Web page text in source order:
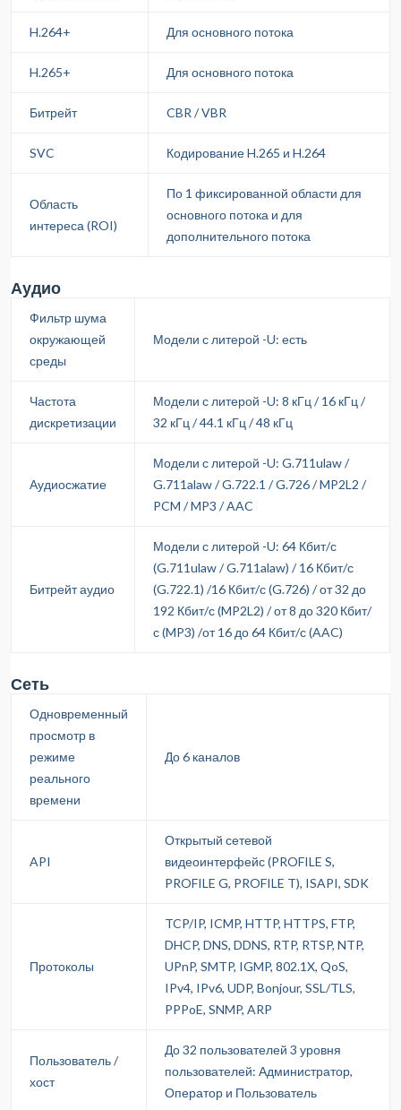
H.264+ Для основного потока
H.265+ Для основного потока
Битрейт CBR / VBR
SVC Кодирование H.265 и H.264
Область
интереса (ROI)
По 1 фиксированной области для
основного потока и для
дополнительного потока
Аудио
Фильтр шума
окружающей
среды
Модели с литерой -U: есть
Частота
дискретизации
Модели с литерой -U: 8 кГц / 16 кГц /
32 кГц / 44.1 кГц / 48 кГц
Аудиосжатие
Модели с литерой -U: G.711ulaw /
G.711alaw / G.722.1 / G.726 / MP2L2 /
PCM / MP3 / AAC
Битрейт аудио
Модели с литерой -U: 64 Кбит/с
(G.711ulaw / G.711alaw) / 16 Кбит/с
(G.722.1) /16 Кбит/с (G.726) / от 32 до
192 Кбит/с (MP2L2) / от 8 до 320 Кбит/
с (MP3) /от 16 до 64 Кбит/с (AAC)
Сеть
Одновременный
просмотр в
режиме
реального
времени
До 6 каналов
API
Открытый сетевой
видеоинтерфейс (PROFILE S,
PROFILE G, PROFILE T), ISAPI, SDK
Протоколы
TCP/IP, ICMP, HTTP, HTTPS, FTP,
DHCP, DNS, DDNS, RTP, RTSP, NTP,
UPnP, SMTP, IGMP, 802.1X, QoS,
IPv4, IPv6, UDP, Bonjour, SSL/TLS,
PPPoE, SNMP, ARP
Пользователь /
хост
До 32 пользователей 3 уровня
пользователей: Администратор,
Оператор и Пользователь